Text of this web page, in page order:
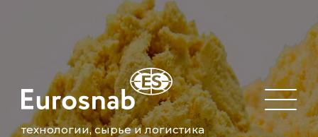
технологии, сырье и логистика